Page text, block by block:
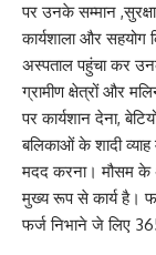
पर उनके सम्मान
कार्यशाला और
अस्पताल पहुंचा कर
ग्रामीण क्षेत्रों और
पर कार्यशान देना,
बलिकाओं के शादी
मदद करना। मौसम के
मुख्य रूप से कार्य है।
फर्ज निभाने जे लिए